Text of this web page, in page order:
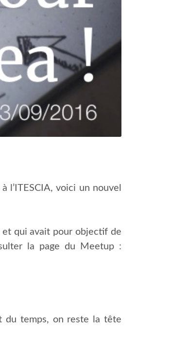
l’ITESCIA, voici un nouvel
et qui avait pour objectif de
la page du Meetup :
du temps, on reste la tête